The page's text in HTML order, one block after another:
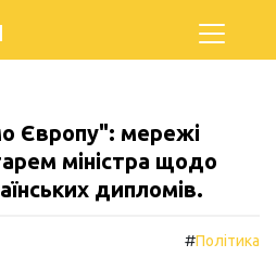
Європу": мережі
міністра щодо
дипломів.
#Політика